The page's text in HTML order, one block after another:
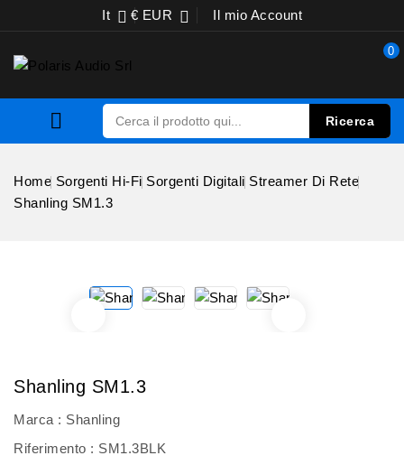
It  € EUR  Il mio Account
0
 Ricerca
Home Sorgenti Hi-Fi Sorgenti Digitali Streamer Di Rete
Shanling SM1.3
Shanling SM1.3
Marca : Shanling
Riferimento : SM1.3BLK